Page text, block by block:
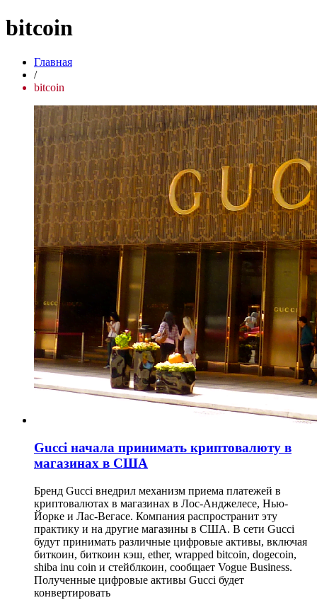
bitcoin
Главная
/
bitcoin
Gucci начала принимать криптовалюту в
магазинах в США
Бренд Gucci внедрил механизм приема платежей в
криптовалютах в магазинах в Лос-Анджелесе, Нью-
Йорке и Лас-Вегасе. Компания распространит эту
практику и на другие магазины в США. В сети Gucci
будут принимать различные цифровые активы, включая
биткоин, биткоин кэш, ether, wrapped bitcoin, dogecoin,
shiba inu coin и стейблкоин, сообщает Vogue Business.
Полученные цифровые активы Gucci будет
конвертировать